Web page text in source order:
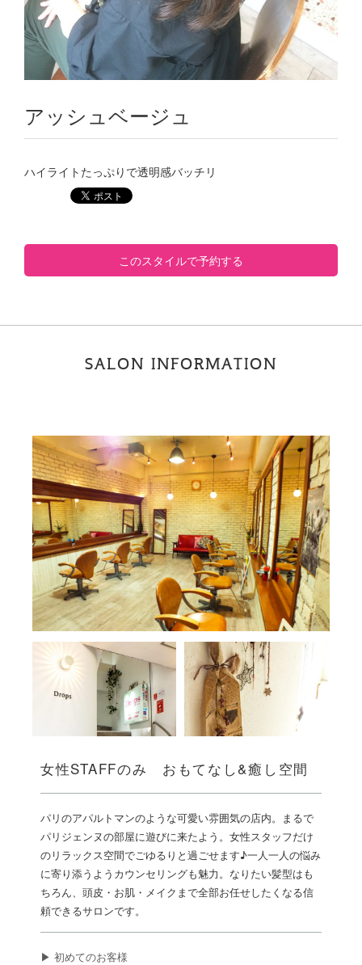
アッシュベージュ
ハイライトたっぷりで透明感バッチリ
このスタイルで予約する
SALON INFORMATION
女性STAFFのみ おもてなし&癒し空間
パリのアパルトマンのような可愛い雰囲気の店内。まるで
パリジェンヌの部屋に遊びに来たよう。女性スタッフだけ
のリラックス空間でごゆるりと過ごせます♪一人一人の悩み
に寄り添うようカウンセリングも魅力。なりたい髪型はも
ちろん、頭皮・お肌・メイクまで全部お任せしたくなる信
頼できるサロンです。
▶ 初めてのお客様